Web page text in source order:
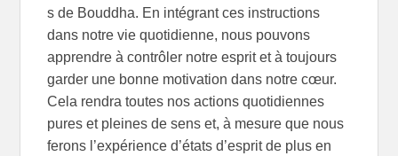
s de Bouddha. En intégrant ces instructions
dans notre vie quotidienne, nous pouvons
apprendre à contrôler notre esprit et à toujours
garder une bonne motivation dans notre cœur.
Cela rendra toutes nos actions quotidiennes
pures et pleines de sens et, à mesure que nous
ferons l’expérience d’états d’esprit de plus en